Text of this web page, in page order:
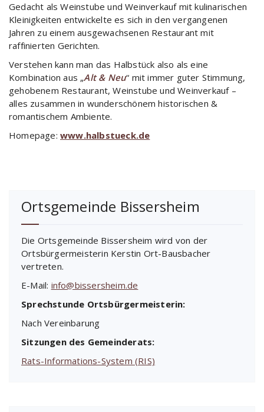
Gedacht als Weinstube und Weinverkauf mit kulinarischen
Kleinigkeiten entwickelte es sich in den vergangenen
Jahren zu einem ausgewachsenen Restaurant mit
raffinierten Gerichten.
Verstehen kann man das Halbstück also als eine
Kombination aus „Alt & Neu“ mit immer guter Stimmung,
gehobenem Restaurant, Weinstube und Weinverkauf –
alles zusammen in wunderschönem historischen &
romantischem Ambiente.
Homepage: www.halbstueck.de
Ortsgemeinde Bissersheim
Die Ortsgemeinde Bissersheim wird von der
Ortsbürgermeisterin Kerstin Ort-Bausbacher
vertreten.
E-Mail: info@bissersheim.de
Sprechstunde Ortsbürgermeisterin:
Nach Vereinbarung
Sitzungen des Gemeinderats:
Rats-Informations-System (RIS)